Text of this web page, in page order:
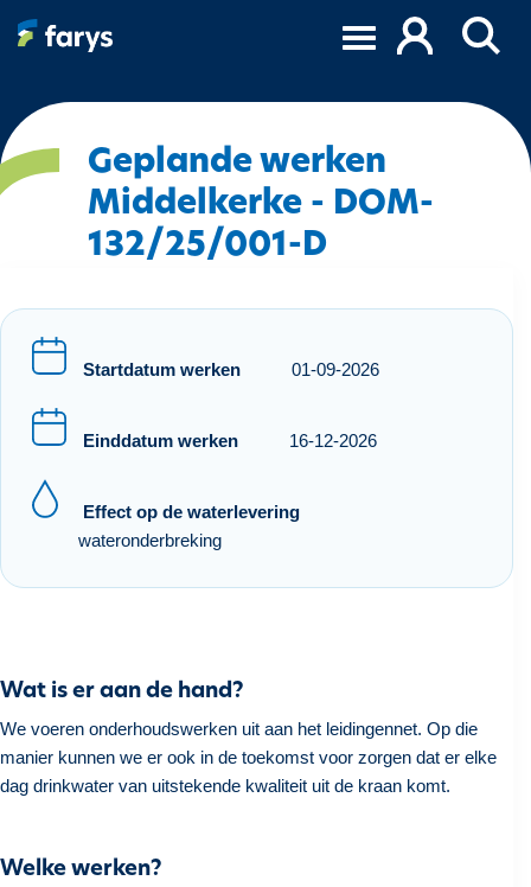
l
a
n
o
a
a
n
Geplande werken
Middelkerke - DOM-
132/25/001-D
Startdatum werken 01-09-2026
Einddatum werken 16-12-2026
Effect op de waterlevering
wateronderbreking
Wat is er aan de hand?
We voeren onderhoudswerken uit aan het leidingennet. Op die
manier kunnen we er ook in de toekomst voor zorgen dat er elke
dag drinkwater van uitstekende kwaliteit uit de kraan komt.
Welke werken?